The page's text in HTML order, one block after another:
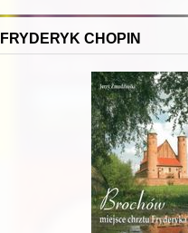
FRYDERYK CHOPIN